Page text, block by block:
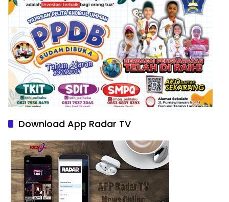
Download App Radar TV